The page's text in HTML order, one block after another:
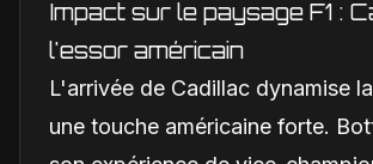
Impact sur le paysage F1 :
l'essor américain
L'arrivée de Cadillac dynamise
une touche américaine forte.